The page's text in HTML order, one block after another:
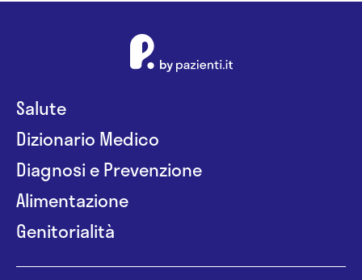
Salute
Dizionario Medico
Diagnosi e Prevenzione
Alimentazione
Genitorialità